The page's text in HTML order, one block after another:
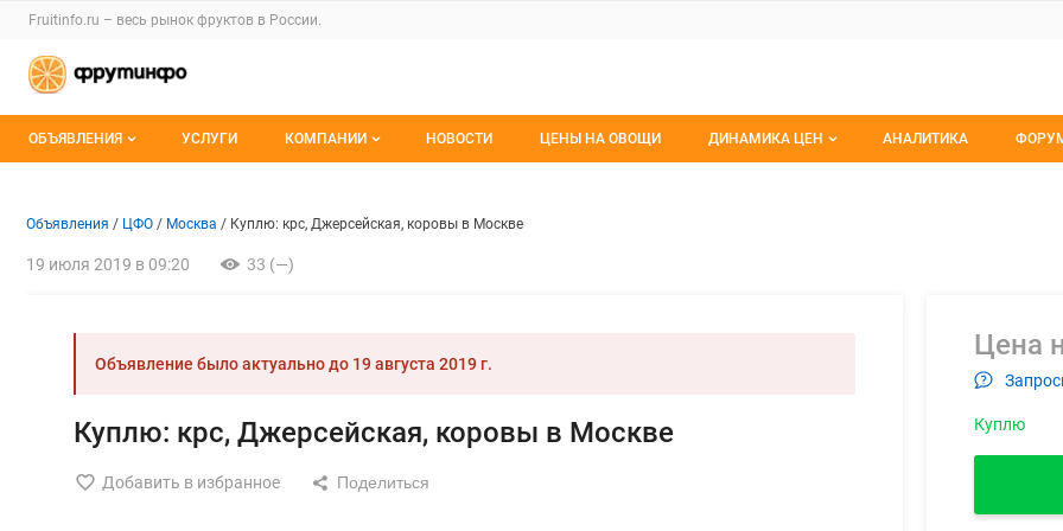
Раздел навигации по сайту fruitinfo.ru
Fruitinfo.ru – весь рынок фруктов в России.
Авторизация и меню пользователя
Навигация по разделам сайта fruitinfo.ru
ОБЪЯВЛЕНИЯ УСЛУГИ КОМПАНИИ НОВОСТИ ЦЕНЫ НА ОВОЩИ ДИНАМИКА ЦЕН АНАЛИТИКА
Объявление: Куплю: крс, Джерсейская, коровы в Москве
Информация о объявлении
Навигация и управление объявлением
Объявления ЦФО Москва Куплю: крс, Джерсейская, коровы в Москве
19 июля 2019 в 09:20 33 (—)
Объявление было актуально до 19 августа 2019 г.
Куплю: крс, Джерсейская, коровы в Москве
Добавить в избранное
Цена
Куплю